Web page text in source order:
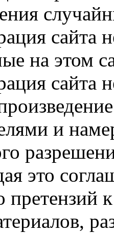
сайта
на этом
сайта
и
это
претензий